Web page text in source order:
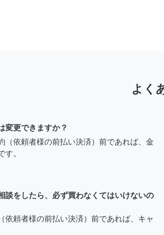
よく
変更できますか？
（依頼者様の前払い決済）前であれば、金
す。
談をしたら、必ず買わなくてはいけないの
依頼者様の前払い決済）前であれば、キャ